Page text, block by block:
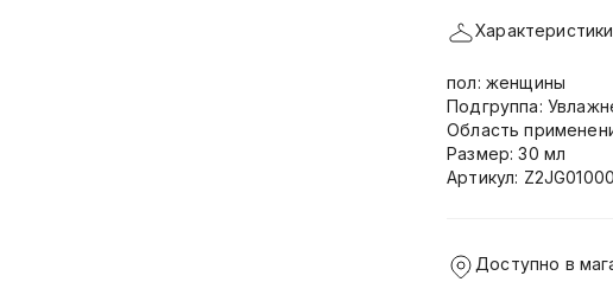
Характеристики
пол: женщины
Подгруппа:
Область
Размер: 30 мл
Артикул:
Доступно в